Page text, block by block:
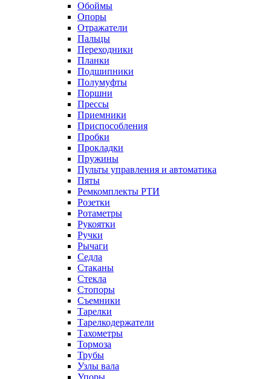
Обоймы
Опоры
Отражатели
Пальцы
Переходники
Планки
Подшипники
Полумуфты
Поршни
Прессы
Приемники
Приспособления
Пробки
Прокладки
Пружины
Пульты управления и автоматика
Пяты
Ремкомплекты РТИ
Розетки
Ротаметры
Рукоятки
Ручки
Рычаги
Седла
Стаканы
Стекла
Стопоры
Съемники
Тарелки
Тарелкодержатели
Тахометры
Тормоза
Трубы
Узлы вала
Упоры